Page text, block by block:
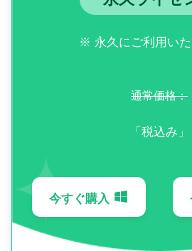
※ 永久にご利用い
通常価格：
「税込み」
今すぐ購入